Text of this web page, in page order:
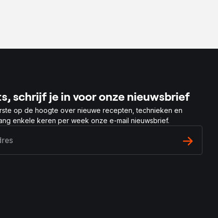
schrijf je in voor onze nieuwsbrief
op de hoogte over nieuwe recepten, technieken en
enkele keren per week onze e-mail nieuwsbrief.